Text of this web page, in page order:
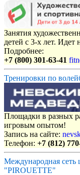
Занятия
детей с 3-х лет.
Подробнее:
+7 (800) 301-63-41
Тренировки по
Площадки в разных
игровым опытом!
Запись на сайте:
Телефон: +7 (812)
Международная сеть
"PIROUETTE"